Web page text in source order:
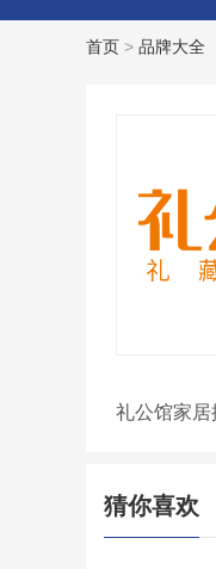
首页 > 品牌大全
礼公馆家居
猜你喜欢